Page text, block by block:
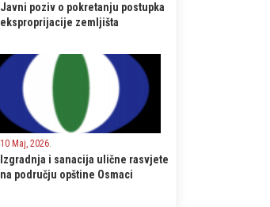
Javni poziv o pokretanju postupka
eksproprijacije zemljišta
10 Maj, 2026.
Izgradnja i sanacija ulične rasvjete
na području opštine Osmaci